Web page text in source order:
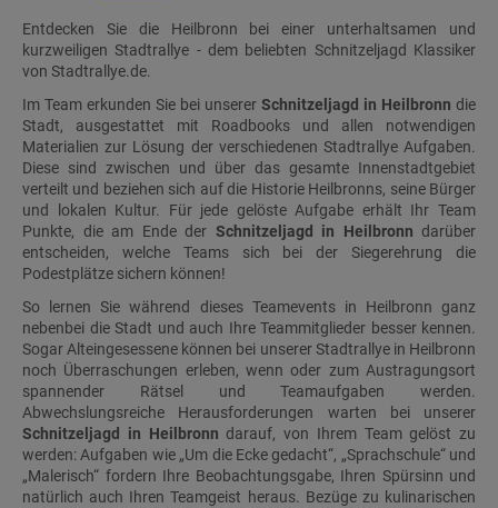
Entdecken Sie die Heilbronn bei einer unterhaltsamen und
kurzweiligen Stadtrallye - dem beliebten Schnitzeljagd Klassiker
von Stadtrallye.de.
Im Team erkunden Sie bei unserer Schnitzeljagd in Heilbronn die
Stadt, ausgestattet mit Roadbooks und allen notwendigen
Materialien zur Lösung der verschiedenen Stadtrallye Aufgaben.
Diese sind zwischen und über das gesamte Innenstadtgebiet
verteilt und beziehen sich auf die Historie Heilbronns, seine Bürger
und lokalen Kultur. Für jede gelöste Aufgabe erhält Ihr Team
Punkte, die am Ende der Schnitzeljagd in Heilbronn darüber
entscheiden, welche Teams sich bei der Siegerehrung die
Podestplätze sichern können!
So lernen Sie während dieses Teamevents in Heilbronn ganz
nebenbei die Stadt und auch Ihre Teammitglieder besser kennen.
Sogar Alteingesessene können bei unserer Stadtrallye in Heilbronn
noch Überraschungen erleben, wenn oder zum Austragungsort
spannender Rätsel und Teamaufgaben werden.
Abwechslungsreiche Herausforderungen warten bei unserer
Schnitzeljagd in Heilbronn darauf, von Ihrem Team gelöst zu
werden: Aufgaben wie „Um die Ecke gedacht“, „Sprachschule“ und
„Malerisch“ fordern Ihre Beobachtungsgabe, Ihren Spürsinn und
natürlich auch Ihren Teamgeist heraus. Bezüge zu kulinarischen